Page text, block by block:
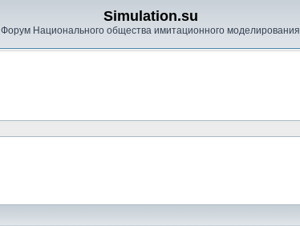
Simulation.su
Форум Национального общества имитационного моделирования